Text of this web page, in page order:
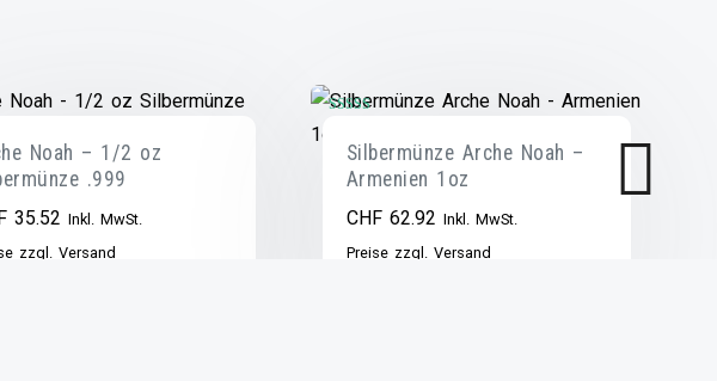
Noah – 1/2 oz
.999
35.52 Inkl. MwSt.
zzgl. Versand
5.00von 5
Silbermünze Arche Noah –
Armenien 1oz
CHF62.92 Inkl. MwSt.
Preise zzgl. Versand